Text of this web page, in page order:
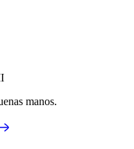
manos.